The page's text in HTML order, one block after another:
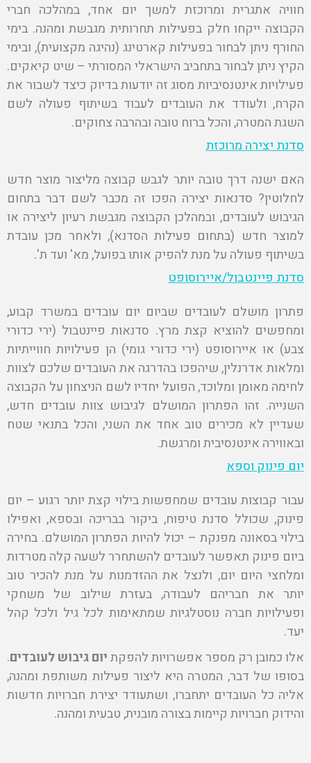
חוויה אתגרית ומרוכזת למשך יום אחד, במהלכה חברי
הקבוצה ייקחו חלק בפעילות תחרותית מגבשת ומהנה. בימי
החורף ניתן לבחור בפעילות קארטינג (נהיגה מקצועית), ובימי
הקיץ ניתן לבחור בתחביב הישראלי המסורתי – שיט קיאקים.
פעילויות אינטנסיביות מסוג זה יודעות בדיוק כיצד לשבור את
הקרח, ולעודד את העובדים לעבוד בשיתוף פעולה לשם
השגת המטרה, והכל ברוח טובה ובהרבה צחוקים.
סדנת יצירה מרוכזת
האם ישנה דרך טובה יותר לגבש קבוצה מליצור מוצר חדש
לחלוטין? סדנאות יצירה הפכו זה מכבר לשם דבר בתחום
הגיבוש לעובדים, ובמהלכן הקבוצה מגבשת רעיון ליצירה או
למוצר חדש (בתחום פעילות הסדנא), ולאחר מכן עובדת
בשיתוף פעולה על מנת להפיק אותו בפועל, מא' ועד ת'.
סדנת פיינטבול/איירוסופט
פתרון מושלם לעובדים שביום יום עובדים במשרד קבוע,
ומחפשים להוציא קצת מרץ. סדנאות פיינטבול (ירי כדורי
צבע) או איירוסופט (ירי כדורי גומי) הן פעילויות חווייתיות
ומלאות אדרנלין, שיהפכו בהדרגה את העובדים שלכם לצוות
לחימה מאומן ומלוכד, הפועל יחדיו לשם הניצחון על הקבוצה
השנייה. זהו הפתרון המושלם לגיבוש צוות עובדים חדש,
שעדיין לא מכירים טוב אחד את השני, והכל בתנאי שטח
ובאווירה אינטנסיבית ומרגשת.
יום פינוק וספא
עבור קבוצות עובדים שמחפשות בילוי קצת יותר רגוע – יום
פינוק, שכולל סדנת טיפוח, ביקור בבריכה ובספא, ואפילו
בילוי בסאונה מפנקת – יכול להיות הפתרון המושלם. בחירה
ביום פינוק תאפשר לעובדים להשתחרר לשעה קלה מטרדות
ומלחצי היום יום, ולנצל את ההזדמנות על מנת להכיר טוב
יותר את חבריהם לעבודה, בעזרת שילוב של משחקי
ופעילויות חברה נוסטלגיות שמתאימות לכל גיל ולכל קהל
יעד.
אלו כמובן רק מספר אפשרויות להפקתיום גיבוש לעובדים.
בסופו של דבר, המטרה היא ליצור פעילות משותפת ומהנה,
אליה כל העובדים יתחברו, ושתעודד יצירת חברויות חדשות
והידוק חברויות קיימות בצורה מובנית, טבעית ומהנה.